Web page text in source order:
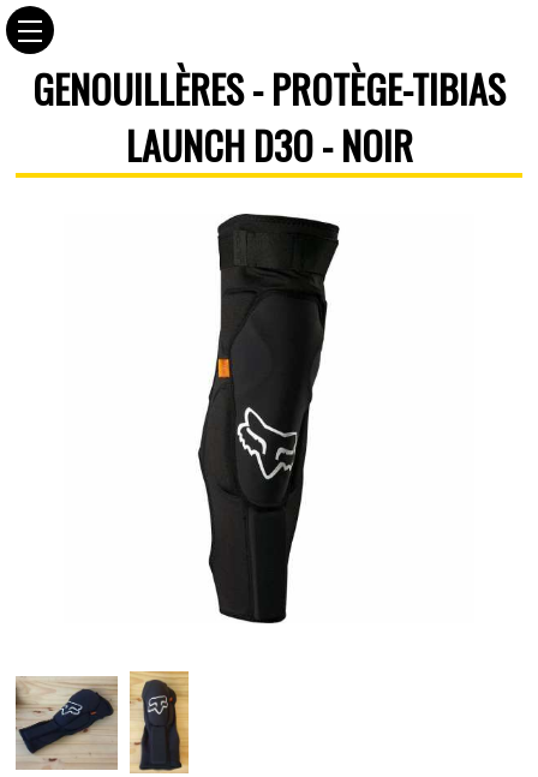
GENOUILLÈRES - PROTÈGE-TIBIAS
LAUNCH D3O - NOIR